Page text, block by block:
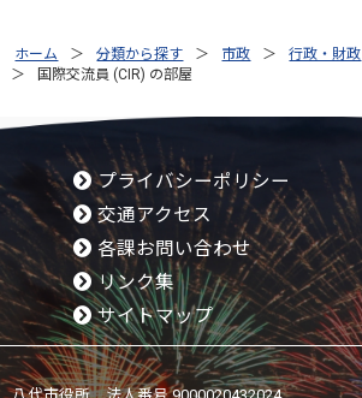
ホーム 分類から探す 市政
行政・財政
国際交流員 (CIR) の部屋
プライバシーポリシー
交通アクセス
各課お問い合わせ
リンク集
サイトマップ